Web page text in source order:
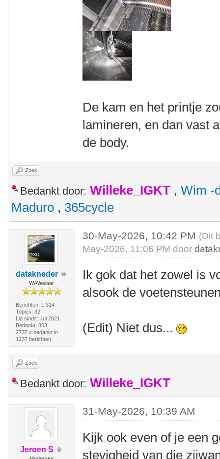
De kam en het printje
lamineren, en dan vast
de body.
Zoek
Bedankt door: Willeke_IGKT , Wim -
Maduro , 365cycle
datakneder
WAWelaar
Berichten: 1.314
Topics: 32
Lid sinds: Jul 2021
Bedankt: 853
2737 x bedankt in
1237 berichten
30-May-2026, 10:42 PM (Dit
May-2026, 11:06 PM door
Ik gok dat het zowel is
alsook de
(Edit) Niet dus...
Zoek
Bedankt door: Willeke_IGKT
Jeroen S
31-May-2026, 10:39 AM
Kijk ook even of je een
stevigheid van die